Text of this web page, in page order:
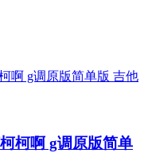
柯啊 g调原版简单